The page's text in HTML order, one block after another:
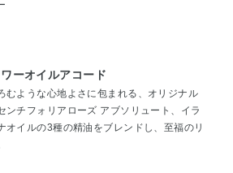
ーオイルアコード
むような心地よさに包まれる、オリジナル
ンチフォリアローズ アブソリュート、イラ
オイルの3種の精油をブレンドし、至福のリ